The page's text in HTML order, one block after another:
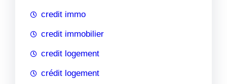
credit immo
credit immobilier
credit logement
crédit logement